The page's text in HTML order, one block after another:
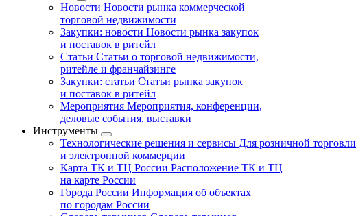
Новости Новости рынка коммерческой
торговой недвижимости
Закупки: новости Новости рынка закупок
и поставок в ритейл
Статьи Статьи о торговой недвижимости,
ритейле и франчайзинге
Закупки: статьи Статьи рынка закупок
и поставок в ритейл
Мероприятия Мероприятия, конференции,
деловые события, выставки
Инструменты
Технологические решения и сервисы Для розничной торговли
и электронной коммерции
Карта ТК и ТЦ России Расположение ТК и ТЦ
на карте России
Города России Информация об объектах
по городам России